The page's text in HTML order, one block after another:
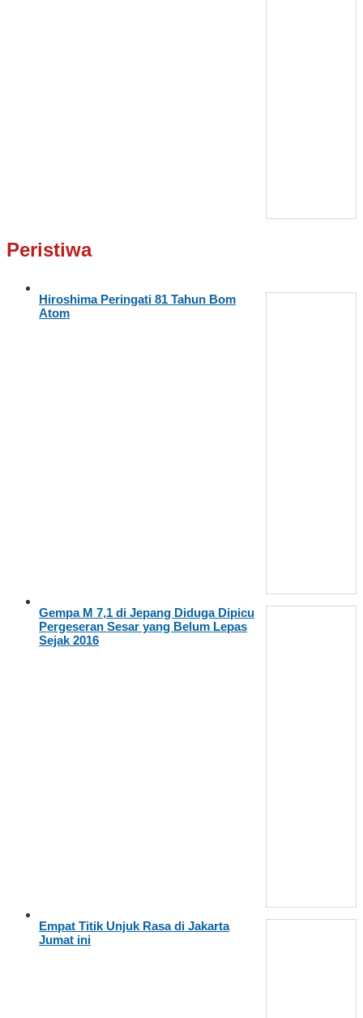
Peristiwa
Hiroshima Peringati 81 Tahun Bom
Atom
Gempa M 7,1 di Jepang Diduga Dipicu
Pergeseran Sesar yang Belum Lepas
Sejak 2016
Empat Titik Unjuk Rasa di Jakarta
Jumat ini